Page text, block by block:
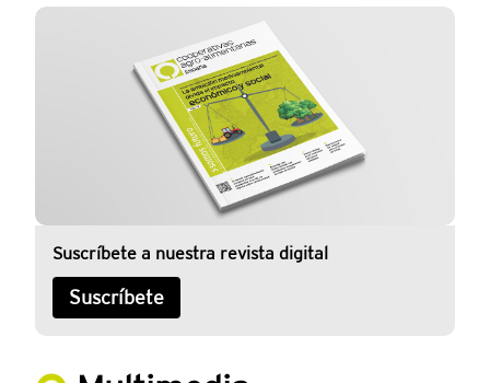
Suscríbete a nuestra revista digital
Suscríbete